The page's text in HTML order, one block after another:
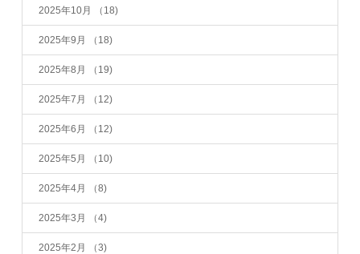
2025年10月 （18)
2025年9月 （18)
2025年8月 （19)
2025年7月 （12)
2025年6月 （12)
2025年5月 （10)
2025年4月 （8)
2025年3月 （4)
2025年2月 （3)